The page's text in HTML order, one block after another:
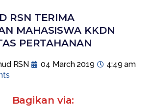
RSN TERIMA
MAHASISWA KKDN
PERTAHANAN
RSN 04 March 2019
4:49 am
Bagikan via: